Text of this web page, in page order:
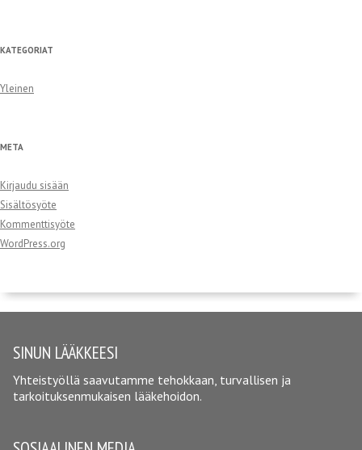
KATEGORIAT
Yleinen
META
Kirjaudu sisään
Sisältösyöte
Kommenttisyöte
WordPress.org
SINUN LÄÄKKEESI
Yhteistyöllä saavutamme tehokkaan, turvallisen ja
tarkoituksenmukaisen lääkehoidon.